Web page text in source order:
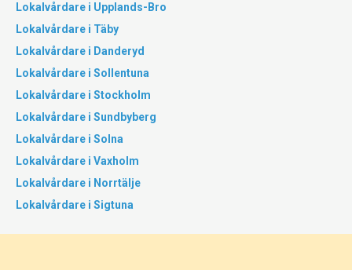
Lokalvårdare i Upplands-Bro
Lokalvårdare i Täby
Lokalvårdare i Danderyd
Lokalvårdare i Sollentuna
Lokalvårdare i Stockholm
Lokalvårdare i Sundbyberg
Lokalvårdare i Solna
Lokalvårdare i Vaxholm
Lokalvårdare i Norrtälje
Lokalvårdare i Sigtuna